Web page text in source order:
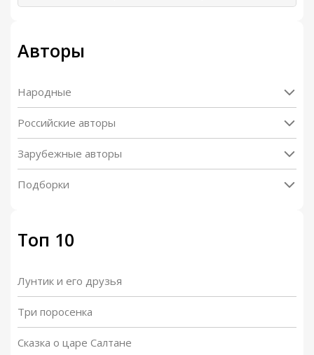
Авторы
Народные
Российские авторы
Зарубежные авторы
Подборки
Топ 10
Лунтик и его друзья
Три поросенка
Сказка о царе Салтане